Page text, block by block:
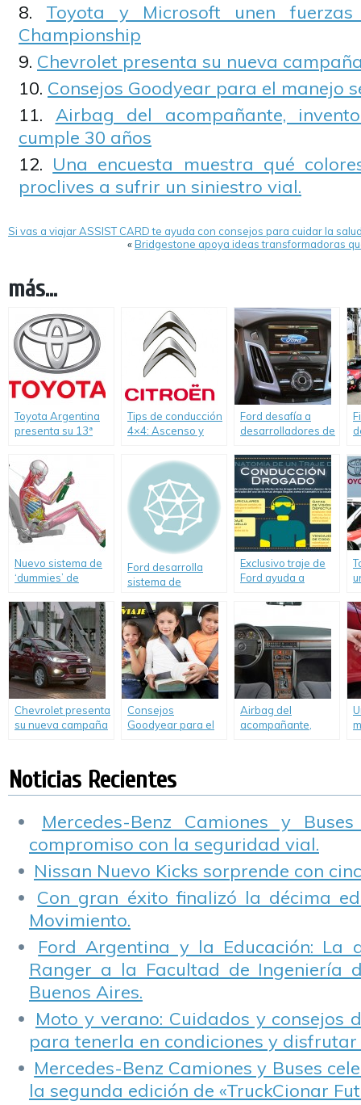
Toyota y Microsoft unen
Championship
Chevrolet presenta su nueva
Consejos Goodyear para el manejo
Airbag del acompañante,
cumple 30 años
Una encuesta muestra qué
proclives a sufrir un siniestro vial.
Si vas a viajar ASSIST CARD te ayuda con consejos para cuidar la
«Bridgestone apoya ideas transformadoras
más...
Toyota Argentina
presenta su 13ª
4X4, curso de
conducción segura
para clientes.
Tips de conducción
4×4: Ascenso y
pendiente.
Ford desafía a
desarrolladores de
crear aplicaciones
para evitar
congestionamientos
de tránsito.
Nuevo sistema de
‘dummies’ de
pruebas virtuales
de accidentes
viales
Ford desarrolla
sistema de
detecta personas y
animales.
Exclusivo traje de
Ford ayuda a
peligrosas
consecuencias de
conducir bajo los
efectos de las
drogas.
Chevrolet presenta
su nueva campaña
Consejos
Goodyear para el
Airbag del
acompañante,
Noticias Recientes
Mercedes-Benz Camiones y
compromiso con la seguridad vial.
Nissan Nuevo Kicks sorprende con
Con gran éxito finalizó la décima
Movimiento.
Ford Argentina y la Educación: La
Ranger a la Facultad de Ingeniería
Buenos Aires.
Moto y verano: Cuidados y consejos
para tenerla en condiciones y disfrutar
Mercedes-Benz Camiones y Buses
la segunda edición de «TruckCionar